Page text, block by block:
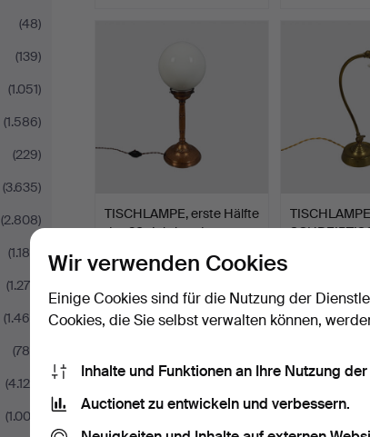
(48)
(139)
(1.051)
(1.586)
(229)
(3.635)
(2.808)
(1.188)
(1.276)
(1.468)
(786)
(4.126)
(1.003)
TISCHLAMPE, erste Hälfte
des 20. Jahrhunde…
2 Gebote
37 USD 101 USD
Wir verwenden Cookies
Einige Cookies sind für die Nutzung der
Cookies, die Sie selbst verwalten können,
Inhalte und Funktionen an Ihre Nutzung
Auctionet zu entwickeln und verbessern.